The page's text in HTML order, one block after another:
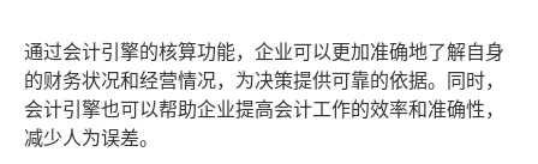
通过会计引擎的核算功能，企业可以更加准确地了解自身
的财务状况和经营情况，为决策提供可靠的依据。同时，
会计引擎也可以帮助企业提高会计工作的效率和准确性，
减少人为误差。